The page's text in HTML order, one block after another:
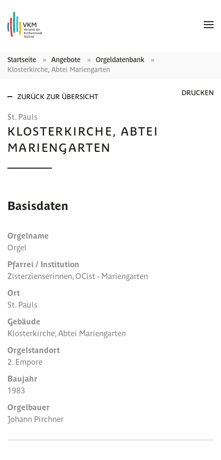
Startseite Angebote
Orgeldatenbank
Klosterkirche, Abtei Mariengarten
ZURÜCK ZUR ÜBERSICHT DRUCKEN
St. Pauls
KLOSTERKIRCHE, ABTEI
MARIENGARTEN
Basisdaten
Orgelname
Orgel
Pfarrei / Institution
Zisterzienserinnen, OCist - Mariengarten
Ort
St. Pauls
Gebäude
Klosterkirche, Abtei Mariengarten
Orgelstandort
2. Empore
Baujahr
1983
Orgelbauer
Johann Pirchner